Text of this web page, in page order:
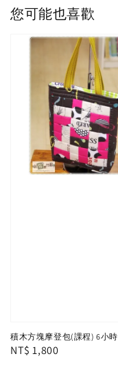
您可能也喜歡
積木方塊摩登包(課程) 6小時
Regular
NT$ 1,800